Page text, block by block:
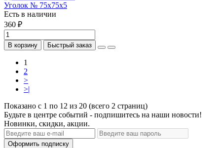
Уголок № 75х75х5
Есть в наличии
360 ₽
В корзину Быстрый заказ
1
2
>
>|
Показано с 1 по 12 из 20 (всего 2 страниц)
Будьте в центре событий - подпишитесь на наши новости!
Новинки, скидки, акции.
Оформить подписку